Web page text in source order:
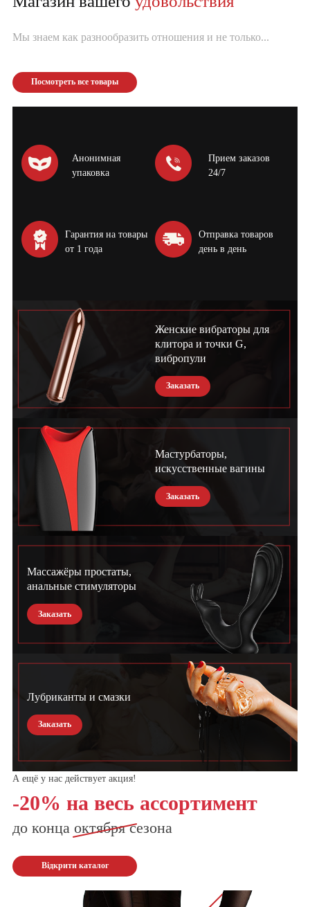
Мы знаем как разнообразить отношения и не только...
Посмотреть все товары
Анонимная
упаковка
Прием заказов
24/7
Гарантия на товары
от 1 года
Отправка товаров
день в день
Женские вибраторы для
клитора и точки G,
вибропули
Заказать
Мастурбаторы,
искусственные вагины
Заказать
Массажёры простаты,
анальные стимуляторы
Заказать
Лубриканты и смазки
Заказать
А ещё у нас действует акция!
-20% на весь ассортимент
до конца октябрясезона
Відкрити каталог